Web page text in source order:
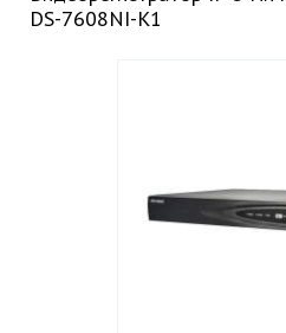
DS-7608NI-K1